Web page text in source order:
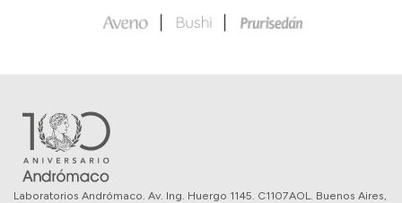
Laboratorios Andrómaco. Av. Ing. Huergo 1145. C1107AOL. Buenos Aires,